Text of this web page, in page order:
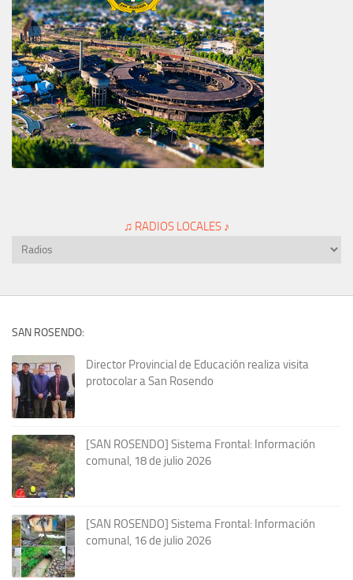
♫ RADIOS LOCALES ♪
SAN ROSENDO:
Director Provincial de Educación realiza visita
protocolar a San Rosendo
[SAN ROSENDO] Sistema Frontal: Información
comunal, 18 de julio 2026
[SAN ROSENDO] Sistema Frontal: Información
comunal, 16 de julio 2026